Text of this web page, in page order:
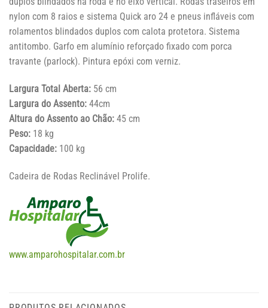
nylon com 8 raios e sistema Quick aro 24 e pneus infláveis com
rolamentos blindados duplos com calota protetora. Sistema
antitombo. Garfo em alumínio reforçado fixado com porca
travante (parlock). Pintura epóxi com verniz.
Largura Total Aberta: 56 cm
Largura do Assento: 44cm
Altura do Assento ao Chão: 45 cm
Peso: 18 kg
Capacidade: 100 kg
Cadeira de Rodas Reclinável Prolife.
www.amparohospitalar.com.br